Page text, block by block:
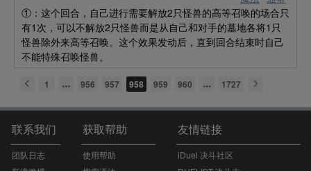
①：这个回合，自己进行需要解放2只怪兽的高等召唤的场合只
有1次，可以不解放2只怪兽而是从自己和对手的墓地各将1只
怪兽除外来高等召唤。这个效果发动后，直到回合结束时自己
不能特殊召唤怪兽。
1 956 957 958 959 960 1727
联系我们
团队日志
获取帮助
使用帮助
友情链接
iDuel 决斗社区